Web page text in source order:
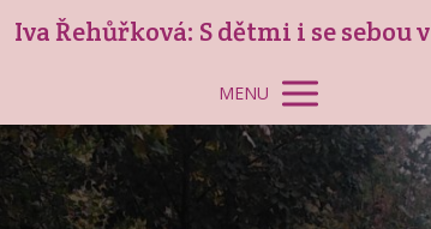
Iva Řehůřková: S dětmi i se sebou
MENU